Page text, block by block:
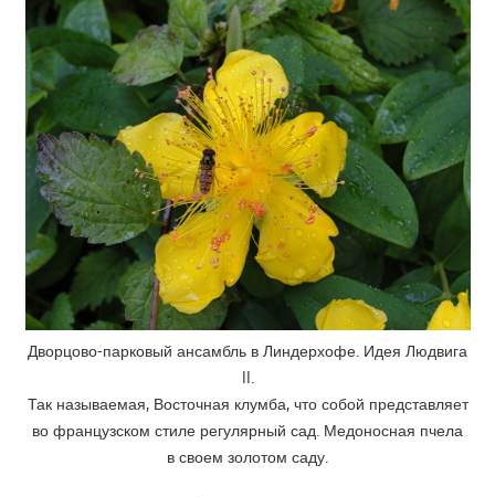
Дворцово-парковый ансамбль в Линдерхофе. Идея Людвига
II.
Так называемая, Восточная клумба, что собой представляет
во французском стиле регулярный сад. Медоносная пчела
в своем золотом саду.